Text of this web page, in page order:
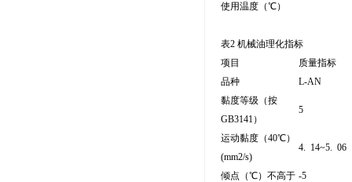
使用温度（℃）
表2 机械油理化指标
项目
质量指标
品种
L-AN
黏度等级（按
GB3141）
5
运动黏度（40℃）
(mm2/s)
4. 14~5. 06
倾点（℃）不高于 -5